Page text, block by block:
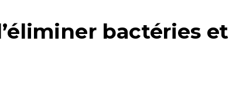
bactéries et